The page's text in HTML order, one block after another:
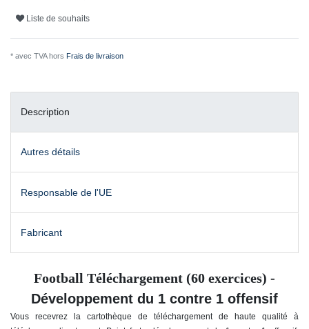
Liste de souhaits
* avec TVA hors Frais de livraison
Description
Autres détails
Responsable de l'UE
Fabricant
Football Téléchargement (60 exercices) -
Développement du 1 contre 1 offensif
Vous recevrez la cartothèque de téléchargement de haute qualité à